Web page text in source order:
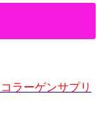
コラーゲンサプリ